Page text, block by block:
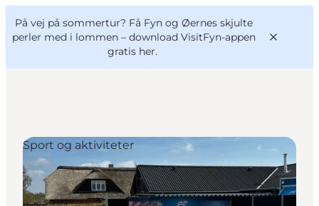
På vej på sommertur? Få Fyn og Øernes skjulte
perler med i lommen – download VisitFyn-appen
gratis her.
Oplevelser
Outdoor
Mad og drikke
VisitFyn
Deutsch
Sport og aktiviteter